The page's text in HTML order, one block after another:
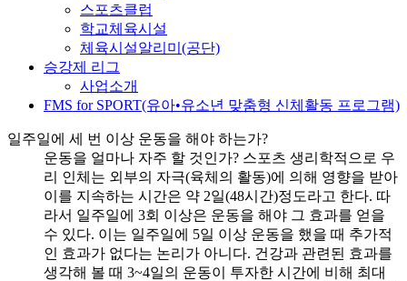
스포츠클럽
학교체육시설
체육시설알리미(공단)
승강제 리그
사업소개
FMS for SPORT(유아•유소년 맞춤형 신체활동 프로그램)
일주일에 세 번 이상 운동을 해야 하는가?
운동을 얼마나 자주 할 것인가? 스포츠 생리학적으로 우
리 인체는 외부의 자극(육체의 활동)에 의해 영향을 받아
이를 지속하는 시간은 약 2일(48시간)정도라고 한다. 따
라서 일주일에 3회 이상은 운동을 해야 그 효과를 얻을
수 있다. 이는 일주일에 5일 이상 운동을 했을 때 추가적
인 효과가 없다는 논리가 아니다. 건강과 관련된 효과를
생각해 볼 때 3~4일의 운동이 투자한 시간에 비해 최대